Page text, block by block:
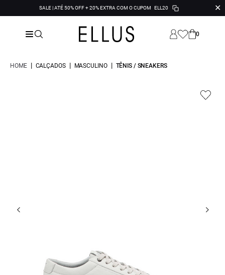
SALE | ATÉ 50% OFF + 20% EXTRA COM O CUPOM ELL20 ✕
0
HOME | CALÇADOS | MASCULINO | TÊNIS / SNEAKERS